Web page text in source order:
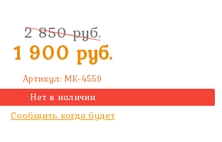
2 850 руб.
1 900 руб.
Артикул: MK-4559
Нет в наличии
Сообщить когда будет